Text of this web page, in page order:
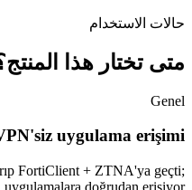
حالات الاستخدام
متى تختار هذا
Genel
uygulama erişimi
FortiClient + ZTNA'ya geçti;